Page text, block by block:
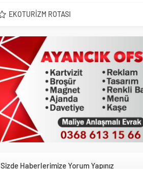
EKOTURIZM ROTASI
Sizde Haberlerimize Yorum Yapınız